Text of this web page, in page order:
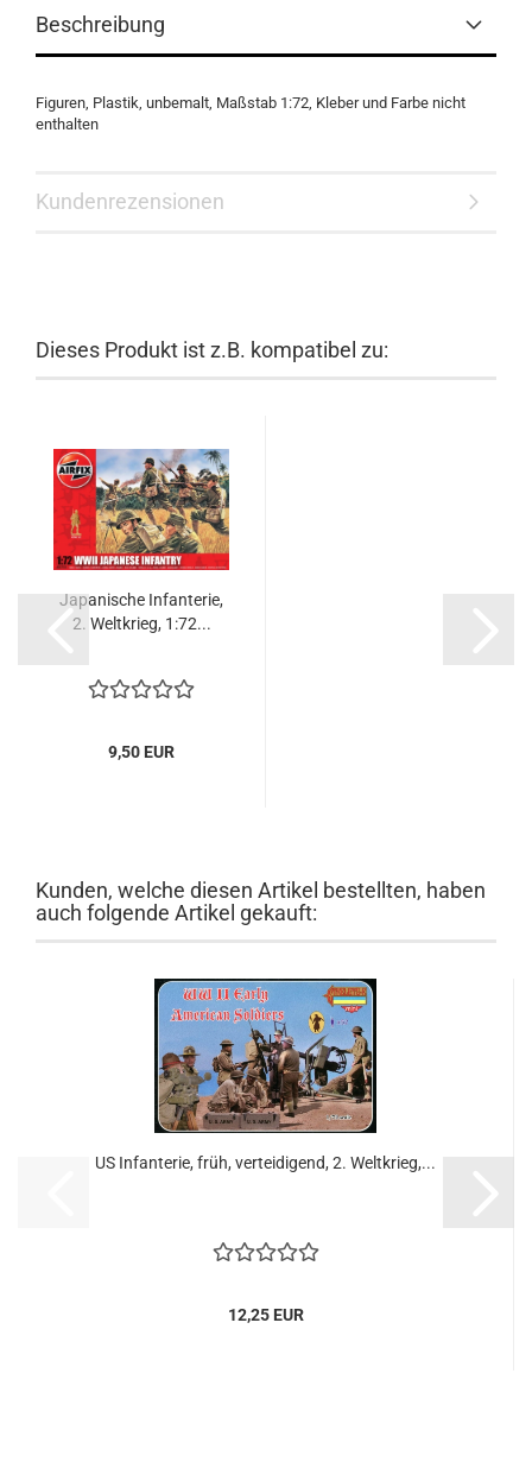
Beschreibung
Figuren, Plastik, unbemalt, Maßstab 1:72, Kleber und Farbe nicht
enthalten
Kundenrezensionen
Dieses Produkt ist z.B. kompatibel zu:
Japanische Infanterie,
2. Weltkrieg, 1:72...
9,50 EUR
Kunden, welche diesen Artikel bestellten, haben
auch folgende Artikel gekauft:
US Infanterie, früh, verteidigend, 2. Weltkrieg,...
12,25 EUR